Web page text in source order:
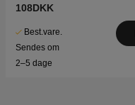
108DKK
Best.vare.
Sendes om
2–5 dage